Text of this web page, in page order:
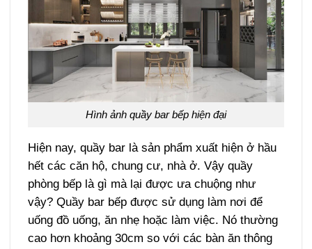
Hình ảnh quầy bar bếp hiện đại
Hiện nay, quầy bar là sản phẩm xuất hiện ở hầu
hết các căn hộ, chung cư, nhà ở. Vậy quầy
phòng bếp là gì mà lại được ưa chuộng như
vậy? Quầy bar bếp được sử dụng làm nơi để
uống đồ uống, ăn nhẹ hoặc làm việc. Nó thường
cao hơn khoảng 30cm so với các bàn ăn thông